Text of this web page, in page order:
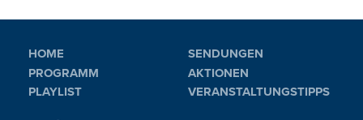
HOME
PROGRAMM
PLAYLIST
SENDUNGEN
AKTIONEN
VERANSTALTUNGSTIPPS